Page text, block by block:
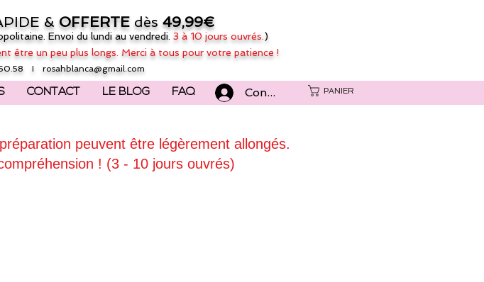
& OFFERTE dès 49,99€
Envoi du lundi au vendredi. 3 à 10 jours ouvrés. )
être un peu plus longs. Merci à tous pour votre patience !
I rosahblanca@gmail.com
CONTACT LE BLOG FAQ Connexion PANIER
peuvent être légèrement allongés.
! (3 - 10 jours ouvrés)